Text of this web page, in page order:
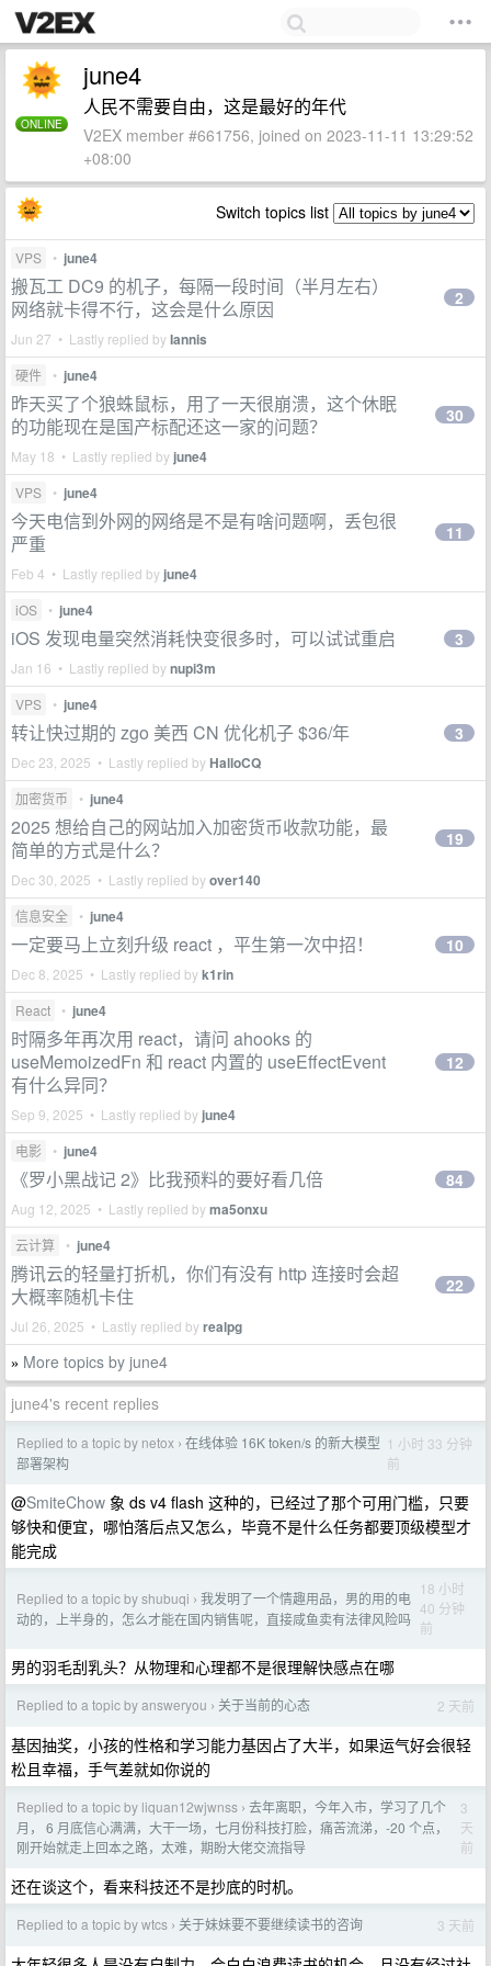
ONLINE
june4
人民不需要自由，这是最好的年代
V2EX member #661756, joined on 2023-11-11 13:29:52
+08:00
Switch topics list
VPS • june4
搬瓦工 DC9 的机子，每隔一段时间（半月左右）
网络就卡得不行，这会是什么原因
Jun 27 • Lastly replied byIannis
2
硬件 • june4
昨天买了个狼蛛鼠标，用了一天很崩溃，这个休眠
的功能现在是国产标配还这一家的问题？
May 18 • Lastly replied by june4
30
VPS • june4
今天电信到外网的网络是不是有啥问题啊，丢包很
严重
Feb 4 • Lastly replied by june4
11
iOS • june4
iOS 发现电量突然消耗快变很多时，可以试试重启
Jan 16 • Lastly replied bynupi3m
3
VPS • june4
转让快过期的 zgo 美西 CN 优化机子 $36/年
Dec 23, 2025 • Lastly replied byHalloCQ
3
加密货币 • june4
2025 想给自己的网站加入加密货币收款功能，最
简单的方式是什么？
Dec 30, 2025 • Lastly replied byover140
19
信息安全 • june4
一定要马上立刻升级 react ，平生第一次中招！
Dec 8, 2025 • Lastly replied byk1rin
10
React • june4
时隔多年再次用 react，请问 ahooks 的
useMemoizedFn 和 react 内置的 useEffectEvent
有什么异同？
Sep 9, 2025 • Lastly replied by june4
12
电影 • june4
《罗小黑战记 2》比我预料的要好看几倍
Aug 12, 2025 • Lastly replied byma5onxu
84
云计算 • june4
腾讯云的轻量打折机，你们有没有 http 连接时会超
大概率随机卡住
Jul 26, 2025 • Lastly replied byrealpg
22
» More topics by june4
june4's recent replies
Replied to a topic by netox › 在线体验 16K token/s 的新大模型
部署架构
1 小时 33 分钟
前
@SmiteChow 象 ds v4 flash 这种的，已经过了那个可用门槛，只要
够快和便宜，哪怕落后点又怎么，毕竟不是什么任务都要顶级模型才
能完成
Replied to a topic by shubuqi › 我发明了一个情趣用品，男的用的电
动的，上半身的，怎么才能在国内销售呢，直接咸鱼卖有法律风险吗
18 小时
40 分钟
前
男的羽毛刮乳头？从物理和心理都不是很理解快感点在哪
Replied to a topic by answeryou › 关于当前的心态 2 天前
基因抽奖，小孩的性格和学习能力基因占了大半，如果运气好会很轻
松且幸福，手气差就如你说的
Replied to a topic by liquan12wjwnss › 去年离职，今年入市，学习了几个
月， 6 月底信心满满，大干一场，七月份科技打脸，痛苦流涕，-20 个点，
刚开始就走上回本之路，太难，期盼大佬交流指导
3
天
前
还在谈这个，看来科技还不是抄底的时机。
Replied to a topic by wtcs › 关于妹妹要不要继续读书的咨询 3 天前